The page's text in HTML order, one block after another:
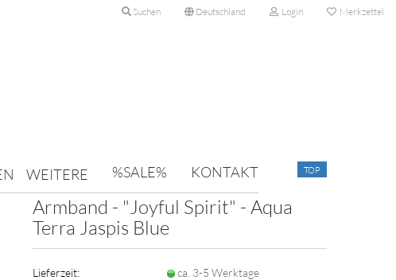
Suchen Deutschland Login Merkzettel
%SALE% KONTAKT
WEITERE TOP
Armband - "Joyful Spirit" - Aqua
Terra Jaspis Blue
Lieferzeit: ca. 3-5 Werktage